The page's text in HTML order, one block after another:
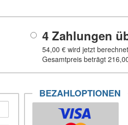
4 Zahlungen
54,00 € wird jetzt
Gesamtpreis beträgt
BEZAHLOPTIONEN